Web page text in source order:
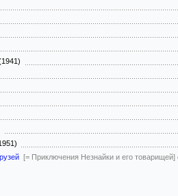
[= Приключения Незнайки и его товарищей]